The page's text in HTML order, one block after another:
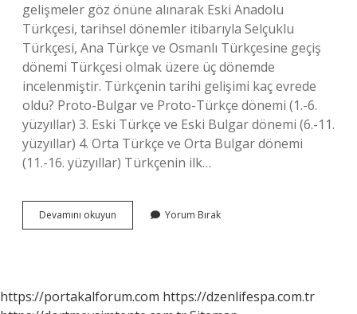
gelişmeler göz önüne alınarak Eski Anadolu
Türkçesi, tarihsel dönemler itibarıyla Selçuklu
Türkçesi, Ana Türkçe ve Osmanlı Türkçesine geçiş
dönemi Türkçesi olmak üzere üç dönemde
incelenmiştir. Türkçenin tarihi gelişimi kaç evrede
oldu? Proto-Bulgar ve Proto-Türkçe dönemi (1.-6.
yüzyıllar) 3. Eski Türkçe ve Eski Bulgar dönemi (6.-11.
yüzyıllar) 4. Orta Türkçe ve Orta Bulgar dönemi
(11.-16. yüzyıllar) Türkçenin ilk…
Devamını okuyun
Sınıf
Yorum Bırak
https://portakalforum.com https://dzenlifespa.com.tr